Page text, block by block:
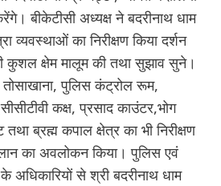
बीकेटीसी अध्यक्ष ने बदरीनाथ धाम
व्यवस्थाओं का निरीक्षण किया दर्शन
कुशल क्षेम मालूम की तथा सुझाव सुने।
तोसाखाना, पुलिस कंट्रोल रूम,
कक्ष, प्रसाद काउंटर,भोग
ब्रह्म कपाल क्षेत्र का भी निरीक्षण
का अवलोकन किया। पुलिस एवं
अधिकारियों से श्री बदरीनाथ धाम